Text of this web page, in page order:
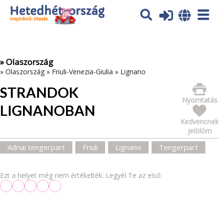
Az oldal sütiket (cookies) használ. További tájékoztatás itt:
Adatvédelmi tájékoztató
» Olaszország
» Olaszország » Friuli-Venezia-Giulia » Lignano
STRANDOK
LIGNANOBAN
Nyomtatás
Kedvencnek
jelölöm
Adriai tengerpart Friuli Lignano Tengerpart
Ezt a helyet még nem értékelték. Legyél Te az első: